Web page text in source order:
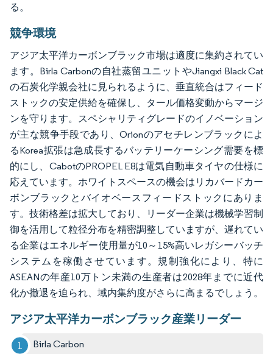
る。
競争環境
アジア太平洋カーボンブラック市場は適度に集約されてい
ます。Birla Carbonの自社蒸留ユニットやJiangxi Black Cat
の石炭化学親会社に見られるように、垂直統合はフィード
ストックの安定供給を確保し、タール価格変動からマージ
ンを守ります。スペシャリティグレードのイノベーション
が主な競争手段であり、Orionのアセチレンブラックによ
るKorea拡張は急成長するバッテリーケーシング需要を標
的にし、CabotのPROPEL E8は電気自動車タイヤの仕様に
応えています。ホワイトスペースの機会はリカバードカー
ボンブラックとバイオベースフィードストックにありま
す。技術格差は拡大しており、リーダー企業は機械学習制
御を活用して粒径分布を精密調整していますが、遅れてい
る企業はエネルギー使用量が10～15%高いレガシーバッチ
システムを稼働させています。規制強化により、特に
ASEANの年産10万トン未満の生産者は2028年までに近代
化か撤退を迫られ、域内集約度がさらに高まるでしょう。
アジア太平洋カーボンブラック産業リーダー
Birla Carbon